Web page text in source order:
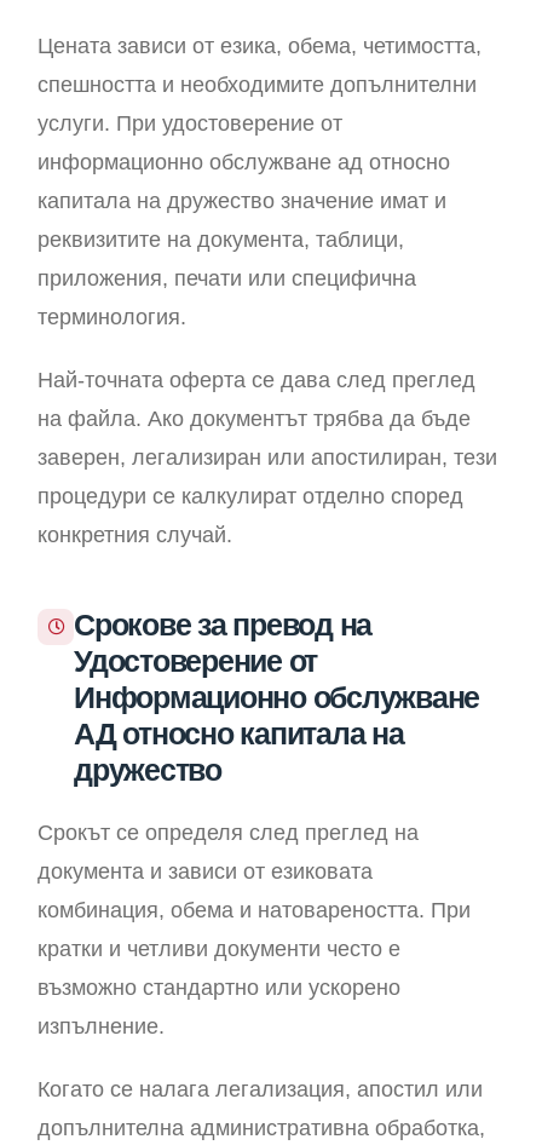
Цената зависи от езика, обема, четимостта,
спешността и необходимите допълнителни
услуги. При удостоверение от
информационно обслужване ад относно
капитала на дружество значение имат и
реквизитите на документа, таблици,
приложения, печати или специфична
терминология.
Най-точната оферта се дава след преглед
на файла. Ако документът трябва да бъде
заверен, легализиран или апостилиран, тези
процедури се калкулират отделно според
конкретния случай.
Срокове за превод на
Удостоверение от
Информационно обслужване
АД относно капитала на
дружество
Срокът се определя след преглед на
документа и зависи от езиковата
комбинация, обема и натовареността. При
кратки и четливи документи често е
възможно стандартно или ускорено
изпълнение.
Когато се налага легализация, апостил или
допълнителна административна обработка,